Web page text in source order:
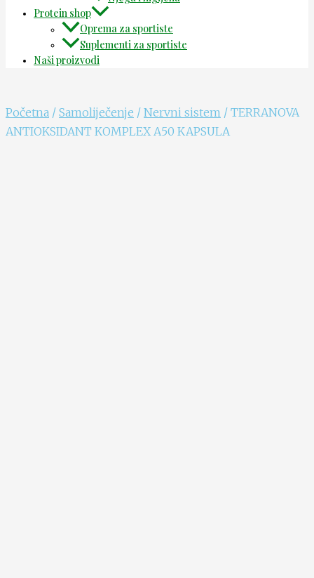
Protein shop
Oprema za sportiste
Suplementi za sportiste
Naši proizvodi
Početna / Samoliječenje / Nervni sistem / TERRANOVA
ANTIOKSIDANT KOMPLEX A50 KAPSULA